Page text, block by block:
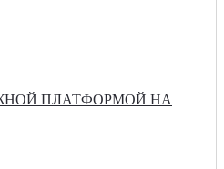
ПЛАТФОРМОЙ НА